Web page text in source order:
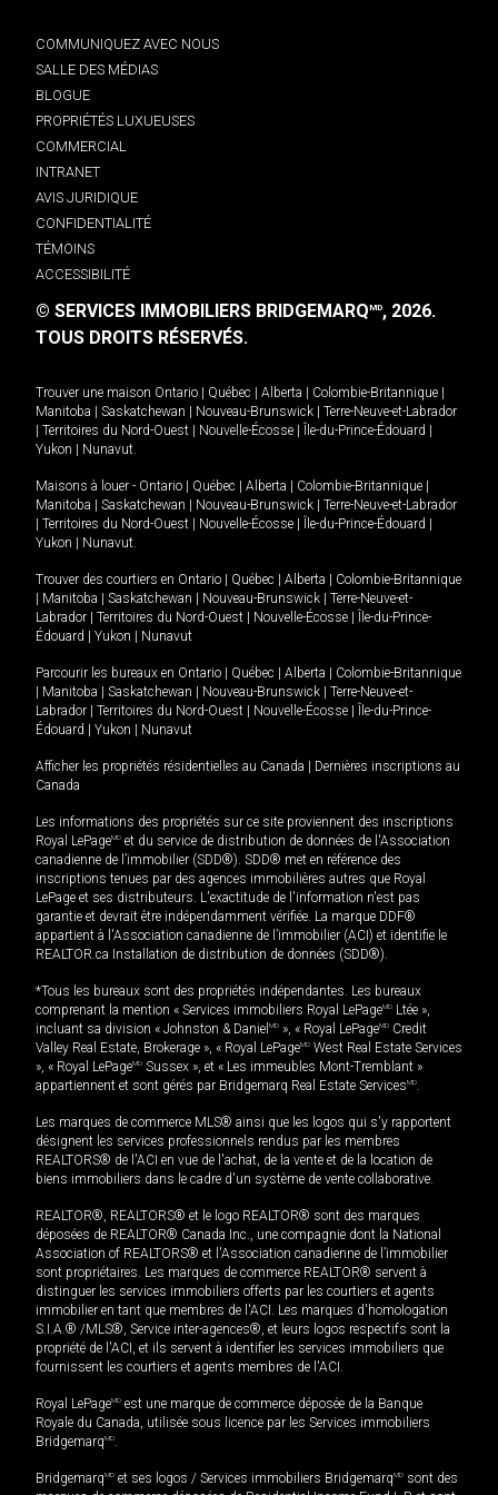
COMMUNIQUEZ AVEC NOUS
SALLE DES MÉDIAS
BLOGUE
PROPRIÉTÉS LUXUEUSES
COMMERCIAL
INTRANET
AVIS JURIDIQUE
CONFIDENTIALITÉ
TÉMOINS
ACCESSIBILITÉ
© SERVICES IMMOBILIERS BRIDGEMARQMD, 2026.
TOUS DROITS RÉSERVÉS.
Trouver une maison Ontario Québec Alberta Colombie-Britannique
Manitoba
Saskatchewan Nouveau-Brunswick
Terre-Neuve-et-Labrador
Territoires du Nord-Ouest Nouvelle-Écosse Île-du-Prince-Édouard
Yukon
Nunavut.
Maisons à louer - Ontario Québec Alberta Colombie-Britannique
Manitoba
Saskatchewan Nouveau-Brunswick
Terre-Neuve-et-Labrador
Territoires du Nord-Ouest Nouvelle-Écosse Île-du-Prince-Édouard
Yukon
Nunavut.
Trouver des courtiers en Ontario Québec Alberta
Colombie-Britannique
Manitoba Saskatchewan Nouveau-Brunswick
Terre-Neuve-et-
Labrador
Territoires du Nord-Ouest Nouvelle-Écosse
Île-du-Prince-
Édouard
Yukon Nunavut
Parcourir les bureaux en Ontario Québec Alberta
Colombie-Britannique
Manitoba Saskatchewan Nouveau-Brunswick
Terre-Neuve-et-
Labrador
Territoires du Nord-Ouest Nouvelle-Écosse
Île-du-Prince-
Édouard
Yukon Nunavut
Afficher les propriétés résidentielles au Canada
Dernières inscriptions au
Canada
Les informations des propriétés sur ce site proviennent des inscriptions
Royal LePageMD et du service de distribution de données de l'Association
canadienne de l’immobilier (SDD®). SDD® met en référence des
inscriptions tenues par des agences immobilières autres que Royal
LePage et ses distributeurs. L'exactitude de l'information n'est pas
garantie et devrait être indépendamment vérifiée. La marque DDF®
appartient à l'Association canadienne de l’immobilier (ACI) et identifie le
REALTOR.ca Installation de distribution de données (SDD®).
*Tous les bureaux sont des propriétés indépendantes. Les bureaux
comprenant la mention « Services immobiliers Royal LePageMD Ltée »,
incluant sa division « Johnston & Daniel MD », « Royal LePageMD Credit
Valley Real Estate, Brokerage », « Royal LePageMD West Real Estate Services
», « Royal LePageMD Sussex », et « Les immeubles Mont-Tremblant »
appartiennent et sont gérés par Bridgemarq Real Estate ServicesMD.
Les marques de commerce MLS® ainsi que les logos qui s'y rapportent
désignent les services professionnels rendus par les membres
REALTORS® de l'ACI en vue de l'achat, de la vente et de la location de
biens immobiliers dans le cadre d'un système de vente collaborative.
REALTOR®, REALTORS® et le logo REALTOR® sont des marques
déposées de REALTOR® Canada Inc., une compagnie dont la National
Association of REALTORS® et l'Association canadienne de l’immobilier
sont propriétaires. Les marques de commerce REALTOR® servent à
distinguer les services immobiliers offerts par les courtiers et agents
immobilier en tant que membres de l'ACI. Les marques d'homologation
S.I.A.® /MLS®, Service inter-agences®, et leurs logos respectifs sont la
propriété de l'ACI, et ils servent à identifier les services immobiliers que
fournissent les courtiers et agents membres de l'ACI.
Royal LePageMD est une marque de commerce déposée de la Banque
Royale du Canada, utilisée sous licence par les Services immobiliers
BridgemarqMD.
BridgemarqMD et ses logos / Services immobiliers BridgemarqMD sont des